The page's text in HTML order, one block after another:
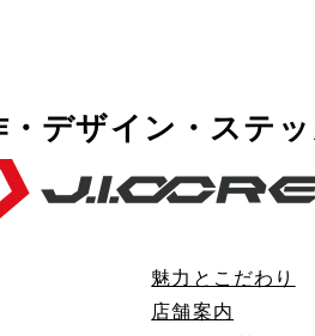
・デザイン・ステ
魅力とこだわり
店舗案内